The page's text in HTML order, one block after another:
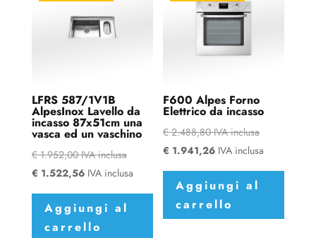
LFRS 587/1V1B
AlpesInox Lavello da
incasso 87x51cm una
vasca ed un vaschino
€1.952,00 IVA inclusa
€ 1.522,56 IVA inclusa
Aggiungi al
carrello
F600 Alpes Forno
Elettrico da incasso
€2.488,80 IVA inclusa
€ 1.941,26 IVA inclusa
Aggiungi al
carrello